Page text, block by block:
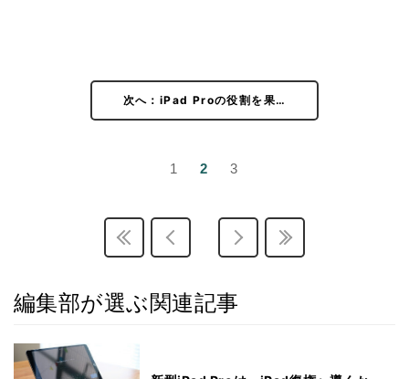
次へ：iPad Proの役割を果…
1 2 3
編集部が選ぶ関連記事